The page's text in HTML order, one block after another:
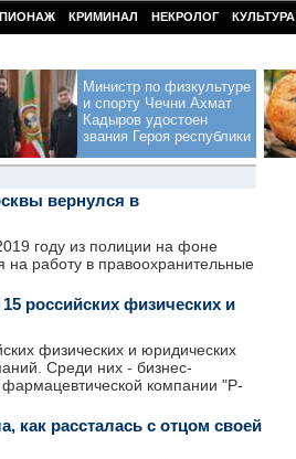
КРИМИНАЛ НЕКРОЛОГ КУЛЬТУРА
Министр по физкультуре
и спорту Чечни Ахмат
Кадыров удостоен
звания Героя республики
вернулся в
году из полиции на фоне
на работу в правоохранительные
российских физических и
физических и юридических
Среди них - бизнес-
компании "Р-
как рассталась с отцом своей